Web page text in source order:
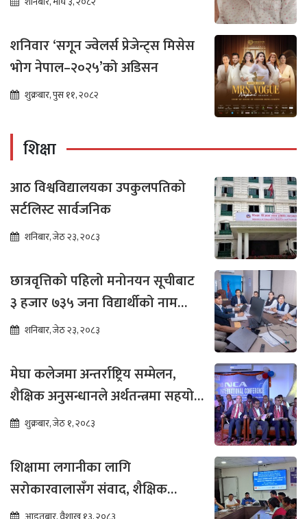
शनिवार ‘सगून ज्वेलर्स प्रेजेन्ट्स मिसेस
भोग नेपाल–२०२५’को अडिसन
शुक्रबार, पुस ११, २०८२
शिक्षा
आठ विश्वविद्यालयका उपकुलपतिको
सर्टलिस्ट सार्वजनिक
शनिबार, जेठ २३, २०८३
छात्रवृत्तिको पहिलो मनोनयन सूचीबाट
३ हजार ७३५ जना विद्यार्थीको नाम
भर्नाका लागि सिफारिस
शनिबार, जेठ २३, २०८३
मेघा कलेजमा अन्तर्राष्ट्रिय सम्मेलन,
शैक्षिक अनुसन्धानले अर्थतन्त्रमा सहयोग
पुग्ने विश्वास
शुक्रबार, जेठ १, २०८३
शिक्षामा लगानीका लागि
सरोकारवालासँग संवाद, शैक्षिक
सुधारमा जोड